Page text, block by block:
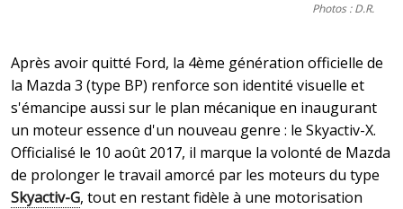
Photos : D.R.
Après avoir quitté Ford, la 4ème génération officielle de
la Mazda 3 (type BP) renforce son identité visuelle et
s'émancipe aussi sur le plan mécanique en inaugurant
un moteur essence d'un nouveau genre : le Skyactiv-X.
Officialisé le 10 août 2017, il marque la volonté de Mazda
de prolonger le travail amorcé par les moteurs du type
Skyactiv-G, tout en restant fidèle à une motorisation